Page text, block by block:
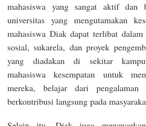
mahasiswa yang sangat aktif dan
universitas yang mengutamakan
mahasiswa Diak dapat terlibat dalam
sosial, sukarela, dan proyek
yang diadakan di sekitar
mahasiswa kesempatan untuk
mereka, belajar dari
berkontribusi langsung pada